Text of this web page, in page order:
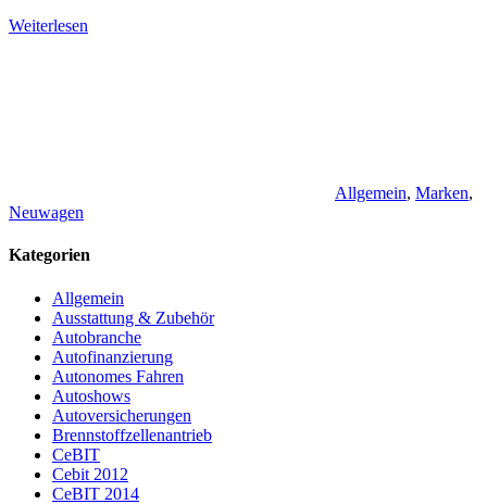
Weiterlesen
Allgemein, Marken,
Neuwagen
Kategorien
Allgemein
Ausstattung & Zubehör
Autobranche
Autofinanzierung
Autonomes Fahren
Autoshows
Autoversicherungen
Brennstoffzellenantrieb
CeBIT
Cebit 2012
CeBIT 2014